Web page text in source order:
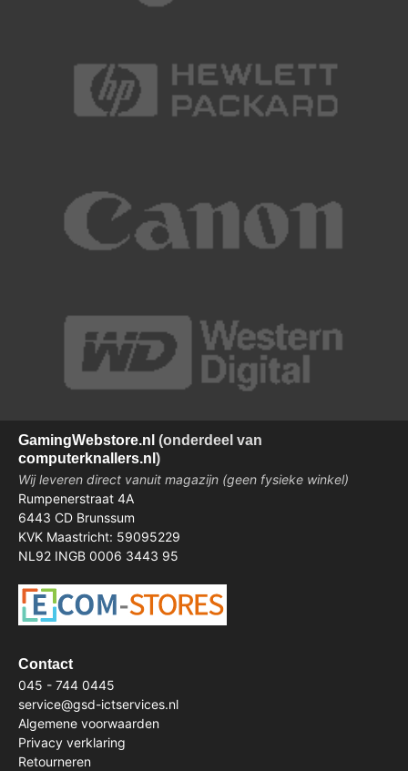
GamingWebstore.nl (onderdeel van
computerknallers.nl )
Wij leveren direct vanuit magazijn (geen fysieke winkel)
Rumpenerstraat 4A
6443 CD Brunssum
KVK Maastricht: 59095229
NL92 INGB 0006 3443 95
Contact
045 - 744 0445
service@gsd-ictservices.nl
Algemene voorwaarden
Privacy verklaring
Retourneren